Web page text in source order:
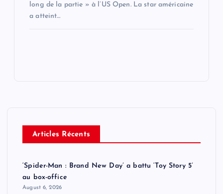
long de la partie » à l’US Open. La star américaine
a atteint…
Articles Récents
‘Spider-Man : Brand New Day’ a battu ‘Toy Story 5’
au box-office
August 6, 2026